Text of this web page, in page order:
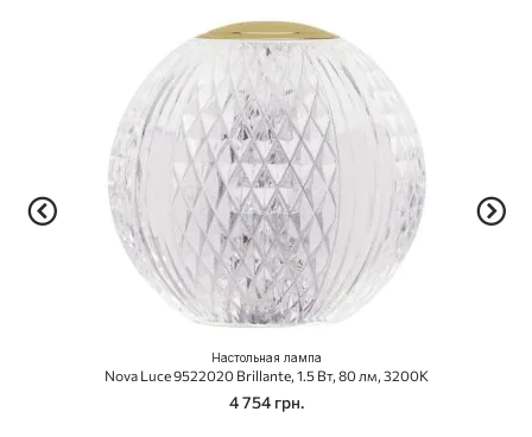
Настольная лампа
Nova Luce 9522020 Brillante, 1.5 Вт, 80 лм, 3200K
4 754 грн.